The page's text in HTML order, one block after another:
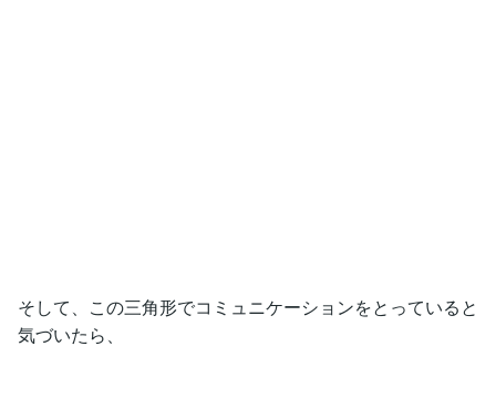
そして、この三角形でコミュニケーションをとっていると
気づいたら、